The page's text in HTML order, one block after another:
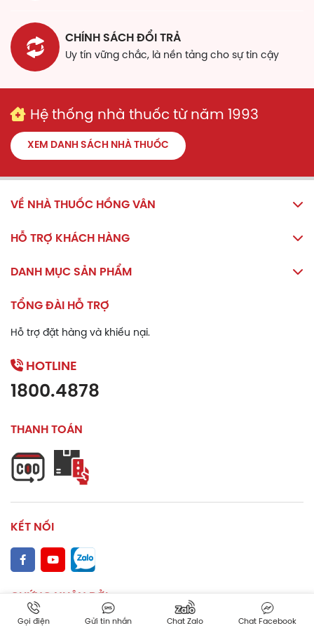
Bảo quản
Nơi khô, dưới 30°C, tránh ánh sáng.
CHÍNH SÁCH ĐỔI TRẢ
Uy tín vững chắc, là nền tảng cho sự tin cậy
Hệ thống nhà thuốc từ năm 1993
XEM DANH SÁCH NHÀ THUỐC
VỀ NHÀ THUỐC HỒNG VÂN
HỖ TRỢ KHÁCH HÀNG
DANH MỤC SẢN PHẨM
TỔNG ĐÀI HỖ TRỢ
Hỗ trợ đặt hàng và khiếu nại.
HOTLINE
1800.4878
THANH TOÁN
KẾT NỐI
CHỨNG NHẬN BỞI
Gọi điện Gửi tin nhắn Chat Zalo Chat Facebook